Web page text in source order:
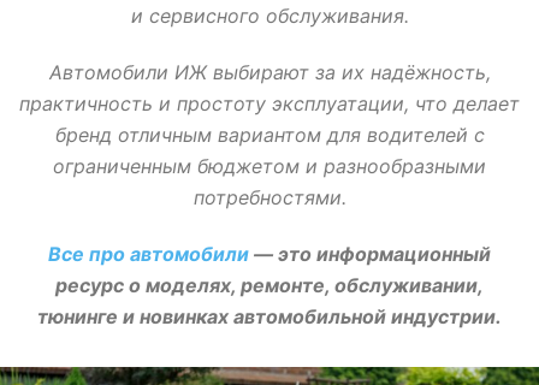
и сервисного обслуживания.
Автомобили ИЖ выбирают за их надёжность,
практичность и простоту эксплуатации, что делает
бренд отличным вариантом для водителей с
ограниченным бюджетом и разнообразными
потребностями.
Все про автомобили — это информационный
ресурс о моделях, ремонте, обслуживании,
тюнинге и новинках автомобильной индустрии.